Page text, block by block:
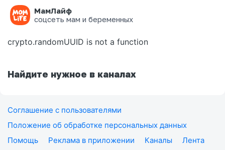
МамЛайф
соцсеть мам и беременных
Ошибка на странице
crypto.randomUUID is not a function
Найдите нужное в каналах
Соглашение с пользователями
Положение об обработке персональных данных
Помощь
Реклама в приложении Каналы
Лента